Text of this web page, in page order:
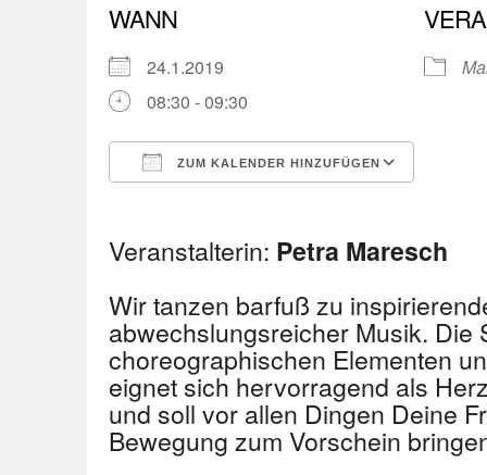
WANN
24.1.2019
08:30 - 09:30
ZUM KALENDER HINZUFÜGEN
Veranstalterin: Petra Maresch
Wir tanzen barfuß zu
abwechslungsreicher Musik. Die
choreographischen Elementen
eignet sich hervorragend als
und soll vor allen Dingen Deine
Bewegung zum Vorschein